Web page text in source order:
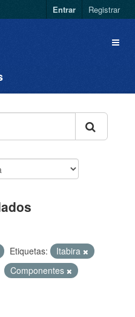
Entrar Registrar
Etiquetas:
Itabira
Componentes